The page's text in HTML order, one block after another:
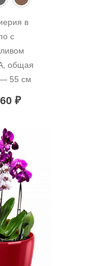
в
с
общая
55 см
₽